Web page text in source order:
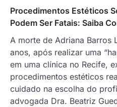
Procedimentos Estéticos
Podem Ser Fatais: Saiba
A morte de Adriana Barros
anos, após realizar uma
em uma clínica no Recife,
procedimentos estéticos
cuidado na escolha do
advogada Dra. Beatriz